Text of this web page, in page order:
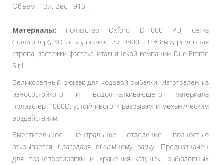
Объем –13л. Вес - 915г.
Материалы: полиэстер Oxford D-1000 PU, сетка
(полиэстер), 3D сетка, полиэстер D300, ППЭ 8мм, ременная
стропа, застежки фастекс итальянской компании Due Emme
S.r.l.
Великолепный рюкзак для ходовой рыбалки. Изготовлен из
износостойкого и водоотталкивающего материала
полиэстер 1000D, устойчивого к разрывам и механическим
воздействиям.
Вместительное центральное отделение полностью
открывается благодаря объемному замку. Предназначен
для транспортировки и хранения катушек, рыболовных